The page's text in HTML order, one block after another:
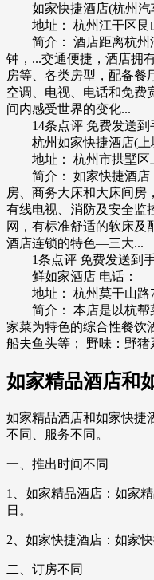
如家快捷酒店(杭州汽
地址： 杭州江干区艮
简介： 酒店距离杭州
钟，...交通便捷，酒店拥
房等、各类房型，配备餐
空调、电视、电话和免费
间内感受世界的变化...
14条点评 免费发送到
杭州如家快捷酒店(上
地址： 杭州市拱墅区
简介： 如家快捷酒店
房、商务大床和大床间房
有线电视、消防及安全监
网，有标准舒适的软床及
酒店连锁的特色—三大...
1条点评 免费发送到手
鲜如家酒店 电话：
地址： 杭州莫干山路
简介： 本店是以杭帮
家菜为特色的综合性餐饮
船夫鱼头等； 野味：野猪
如家精品酒店和
如家精品酒店和如家快捷
不同、服务不同。
一、推出时间不同
1、如家精品酒店：如家
日。
2、如家快捷酒店：如家
二、订房不同